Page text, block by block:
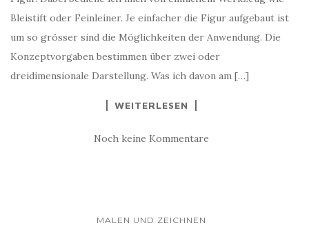
Bleistift oder Feinleiner. Je einfacher die Figur aufgebaut ist
um so grösser sind die Möglichkeiten der Anwendung. Die
Konzeptvorgaben bestimmen über zwei oder
dreidimensionale Darstellung. Was ich davon am […]
WEITERLESEN
Noch keine Kommentare
MALEN UND ZEICHNEN